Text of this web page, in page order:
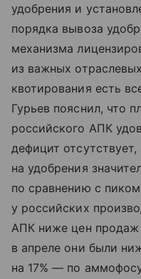
удобрения и
порядка вывоза
механизма
из важных
квотирования есть
Гурьев пояснил, что
российского АПК
дефицит
на удобрения
по сравнению с
у российских
АПК ниже цен продаж
в апреле они были
на 17% — по